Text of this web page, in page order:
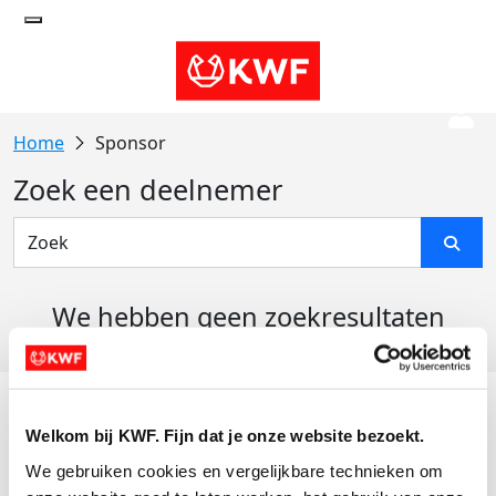
Welkom bij KWF. Fijn dat je onze website bezoekt.
We gebruiken cookies en vergelijkbare technieken om
Sponsor
Zoek een deelnemer
We hebben geen zoekresultaten
Actiematerialen
Evenementen